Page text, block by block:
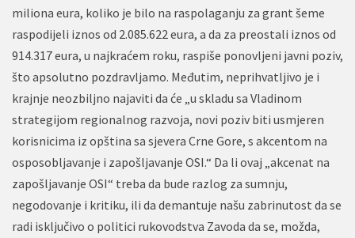
miliona eura, koliko je bilo na raspolaganju za grant šeme
raspodijeli iznos od 2.085.622 eura, a da za preostali iznos od
914.317 eura, u najkraćem roku, raspiše ponovljeni javni poziv,
što apsolutno pozdravljamo. Međutim, neprihvatljivo je i
krajnje neozbiljno najaviti da će „u skladu sa Vladinom
strategijom regionalnog razvoja, novi poziv biti usmjeren
korisnicima iz opština sa sjevera Crne Gore, s akcentom na
osposobljavanje i zapošljavanje OSI.“ Da li ovaj „akcenat na
zapošljavanje OSI“ treba da bude razlog za sumnju,
negodovanje i kritiku, ili da demantuje našu zabrinutost da se
radi isključivo o politici rukovodstva Zavoda da se, možda,